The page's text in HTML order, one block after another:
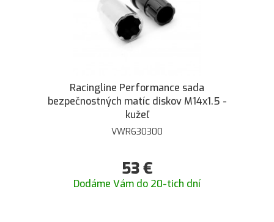
Racingline Performance sada
bezpečnostných matíc diskov M14x1.5 -
kužeľ
VWR630300
53€
Dodáme Vám do 20-tich dní